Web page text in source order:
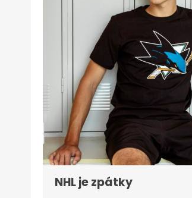
NHL je zpátky